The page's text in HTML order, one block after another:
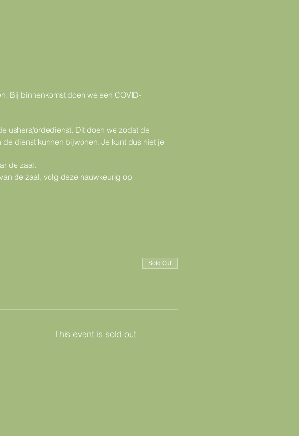
Bij binnenkomst doen we een COVID-
ushers/ordedienst. Dit doen we zodat de
de dienst kunnen bijwonen. Je kunt dus niet je
de zaal.
de zaal, volg deze nauwkeurig op.
Sold Out
This event is sold out